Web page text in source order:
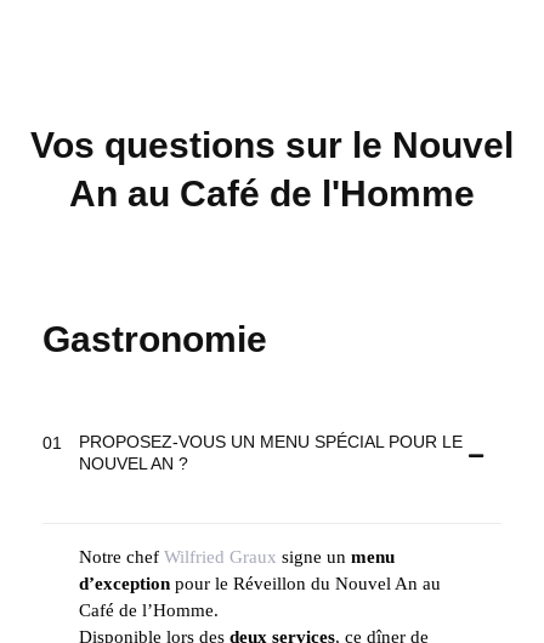
Vos questions sur le Nouvel
An au Café de l'Homme
Gastronomie
PROPOSEZ-VOUS UN MENU SPÉCIAL POUR LE
NOUVEL AN ?
Notre chef Wilfried Graux signe un menu
d’exception pour le Réveillon du Nouvel An au
Café de l’Homme.
Disponible lors des deux services, ce dîner de